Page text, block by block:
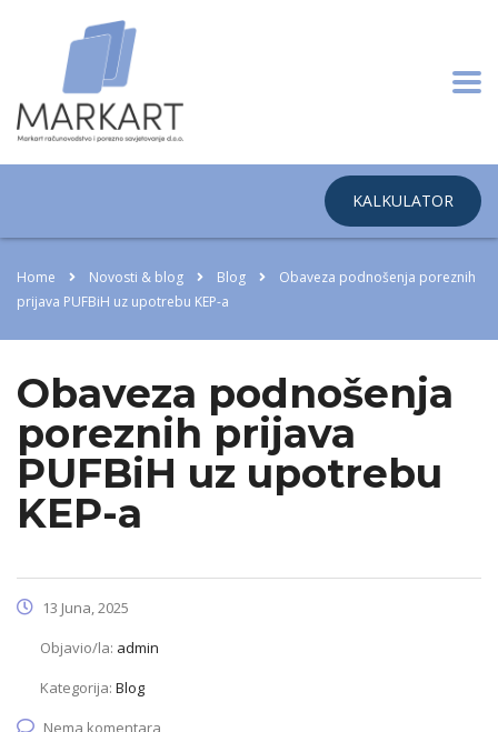
KALKULATOR
Home Novosti & blog Blog
Obaveza podnošenja poreznih
prijava PUFBiH uz upotrebu KEP-a
Obaveza podnošenja
poreznih prijava
PUFBiH uz upotrebu
KEP-a
13 Juna, 2025
Objavio/la: admin
Kategorija: Blog
Nema komentara